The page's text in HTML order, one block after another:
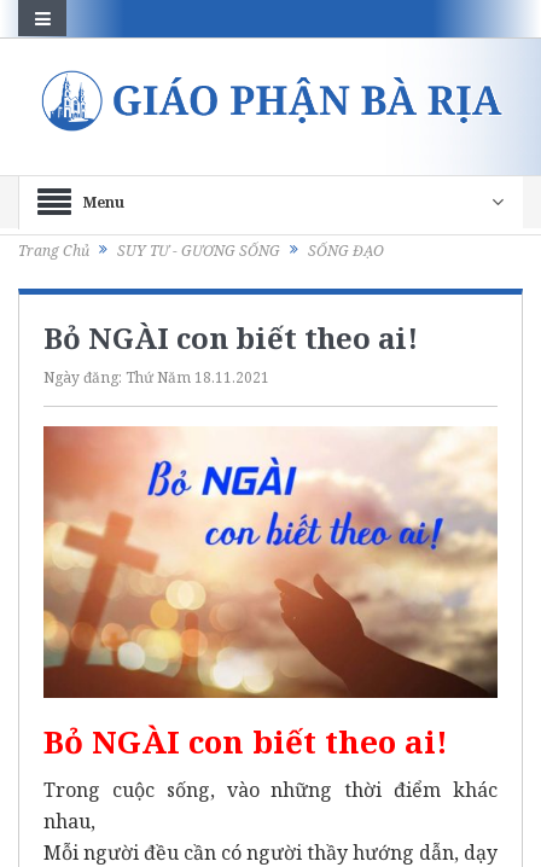
Menu
Trang Chủ SUY TƯ - GƯƠNG SỐNG SỐNG ĐẠO
Bỏ NGÀI con biết theo ai!
Ngày đăng: Thứ Năm 18.11.2021
Bỏ NGÀI con biết theo ai!
Trong cuộc sống, vào những thời điểm khác
nhau,
Mỗi người đều cần có người thầy hướng dẫn, dạy